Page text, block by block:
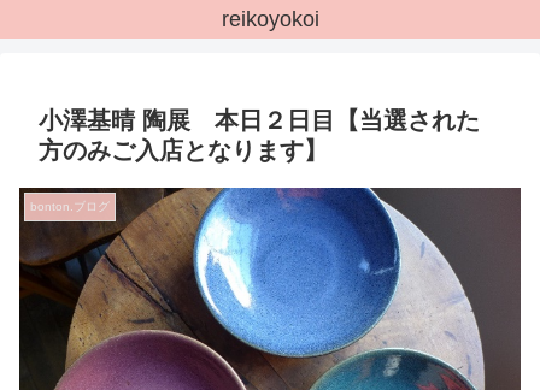
reikoyokoi
小澤基晴 陶展 本日２日目【当選された
方のみご入店となります】
bonton.ブログ